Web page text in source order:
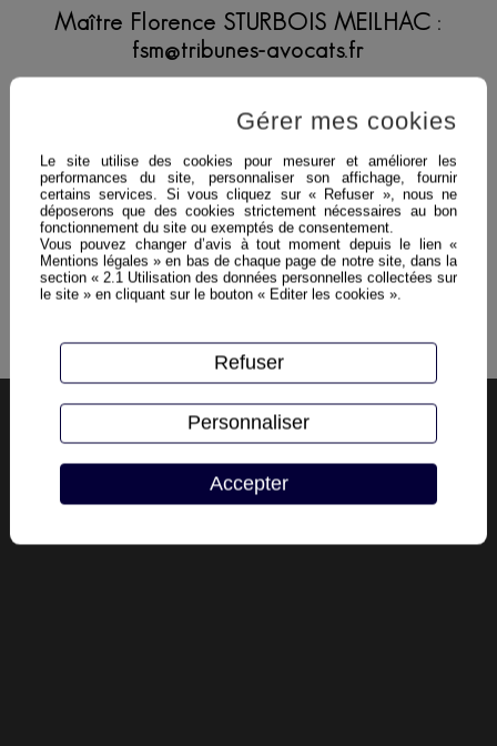
Maître Florence STURBOIS MEILHAC :
fsm@tribunes-avocats.fr
Maître Yanick JACQUET :
yj@tribunes-avocats.fr
185, Bld de la Liberté
59000 LILLE
reCAPTCHA est désactivé. Autoriser
Gérer mes cookies
Le site utilise des cookies pour mesurer et améliorer les
performances du site, personnaliser son affichage, fournir
certains services. Si vous cliquez sur « Refuser », nous ne
déposerons que des cookies strictement nécessaires au bon
fonctionnement du site ou exemptés de consentement.
Vous pouvez changer d’avis à tout moment depuis le lien «
Mentions légales » en bas de chaque page de notre site, dans la
section « 2.1 Utilisation des données personnelles collectées sur
le site » en cliquant sur le bouton « Editer les cookies ».
Accepter
Refuser
Personnaliser